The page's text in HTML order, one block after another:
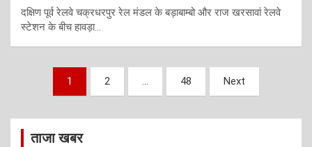
दक्षिण पूर्व रेलवे चक्रधरपुर रेल मंडल के बड़ाबाम्बो और राज खरसावां रेलवे
स्टेशन के बीच हावड़ा…
pagination
1 2 … 48 Next
ताजा खबर